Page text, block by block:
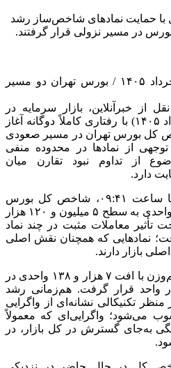
حمایت نمادهای شاخص‌ساز رشد
در مسیر نزولی قرار گرفتند.
از خبرآنلاین، بازار سرمایه در
معاملات صبح امروز (۲۷ خرداد ۱۴۰۵) با رفتاری کاملاً دوگانه آغاز
کل بورس تهران در مسیر صعودی
از نماد‌ها در محدوده منفی
از تداوم نبود تقارن میان
دارد.
بر اساس داده‌های ثبت‌شده تا ساعت ۰۹:۴۱، شاخص کل بورس
تهران با رشد بیش از ۲۰ هزار واحدی به سطح ۵ میلیون و ۱۲۰ هزار
تأثیر معاملات مثبت در چند نماد
نماد‌هایی که همچنان نقش اصلی
بازار دارند.
در سوی مقابل، شاخص کل هم‌وزن با افت ۷ هزار و ۱۳۸ واحدی در
میلیون و ۳۴۴ هزار واحد قرار گرفت. هم‌زمانی رشد
تکنیکالی نشانه‌ای از واگرایی
می‌شود؛ واگرایی‌ای که معمولاً
به‌جای گسترش در کل بازار، در